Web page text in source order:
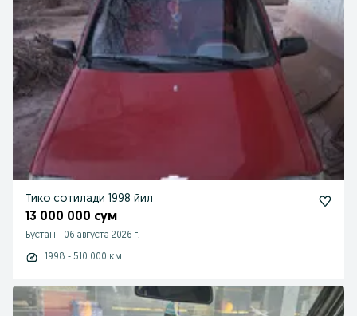
Тико сотилади 1998 йил
13 000 000 сум
Бустан - 06 августа 2026 г.
1998 - 510 000 км